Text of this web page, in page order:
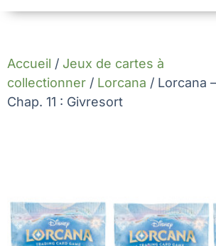
Accueil / Jeux de cartes à
collectionner / Lorcana / Lorcana
Chap. 11 : Givresort